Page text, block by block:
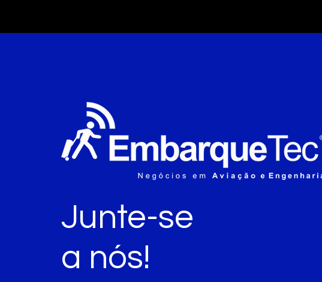
Junte-se
a nós!